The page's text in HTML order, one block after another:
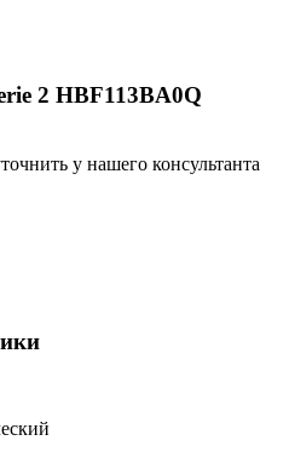
2 HBF113BA0Q
у нашего консультанта